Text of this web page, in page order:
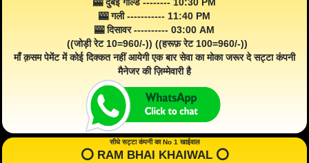
🎰 दुबई गोल्ड -------- 10:30 PM
🎰 गली ----------- 11:40 PM
🎰 दिसावर ---------- 03:00 AM
((जोड़ी रेट 10=960/-)) ((हरूफ़ रेट 100=960/-))
माँ क़सम पेमेंट में कोई दिक्कत नहीं आयेगी एक बार सेवा का मोका जरूर दे सट्टा कंपनी
मैनेजर की ज़िम्मेवारी है
सीधे सट्टा कंपनी का No 1 खाईवाल
⭕️ RAM BHAI KHAIWAL ⭕️